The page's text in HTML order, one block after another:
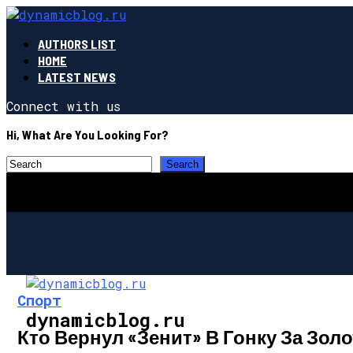
AUTHORS LIST
HOME
LATEST NEWS
Connect with us
Hi, What Are You Looking For?
dynamicblog.ru
Спорт
Кто Вернул «Зенит» В Гонку За